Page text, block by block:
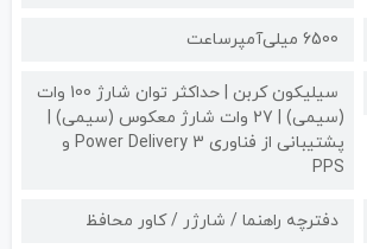
6500 میلی‌آمپرساعت
سیلیکون کربن | حداکثر توان شارژ 100 وات
(سیمی) | 27 وات شارژ معکوس (سیمی) |
پشتیبانی از فناوری Power Delivery 3 و
PPS
دفترچه راهنما / شارژر / کاور محافظ